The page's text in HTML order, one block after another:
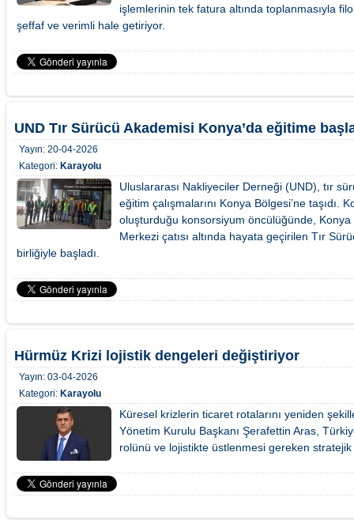
işlemlerinin tek fatura altında toplanmasıyla
şeffaf ve verimli hale getiriyor.
UND Tır Sürücü Akademisi Konya’da eğitime
Yayın: 20-04-2026
Kategori: Karayolu
Uluslararası Nakliyeciler Derneği (UND), tır
eğitim çalışmalarını Konya Bölgesi’ne taşıdı.
oluşturduğu konsorsiyum öncülüğünde, Konya
Merkezi çatısı altında hayata geçirilen Tır
birliğiyle başladı.
Hürmüz Krizi lojistik dengeleri değiştiriyor
Yayın: 03-04-2026
Kategori: Karayolu
Küresel krizlerin ticaret rotalarını yeniden
Yönetim Kurulu Başkanı Şerafettin Aras,
rolünü ve lojistikte üstlenmesi gereken